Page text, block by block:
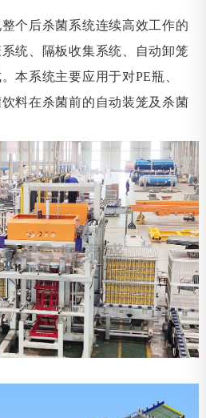
个后杀菌系统连续高效工作的
统、隔板收集系统、自动卸笼
本系统主要应用于对PE瓶、
料在杀菌前的自动装笼及杀菌